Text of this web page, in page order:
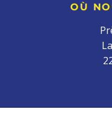
OÙ